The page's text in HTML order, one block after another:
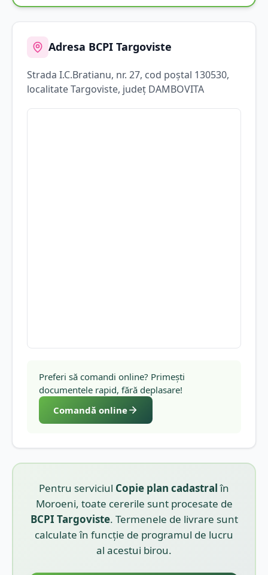
Adresa BCPI Targoviste
Strada I.C.Bratianu, nr. 27, cod poștal 130530,
localitateTargoviste, județ DAMBOVITA
Preferi să comandi online? Primești
documentele rapid, fără deplasare!
Comandă online
Pentru serviciul Copie plan cadastralîn
Moroeni, toate cererile sunt procesate de
BCPI Targoviste. Termenele de livrare sunt
calculate în funcție de programul de lucru
al acestui birou.